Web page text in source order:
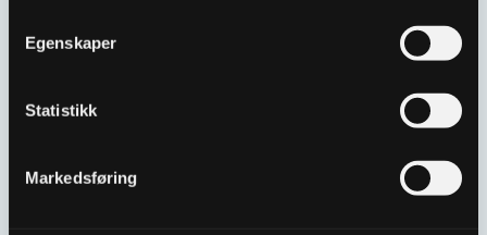
Egenskaper
Statistikk
Markedsføring
5X32MM UTLØP
5635514